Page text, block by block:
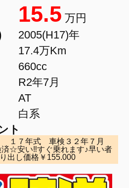
15.5 万円
2005(H17)年
17.4万Km
660cc
R2年7月
AT
白系
ト
７年式 車検３２年７月
☆安い‼すぐ乗れます♪早い者
出し価格￥155.000